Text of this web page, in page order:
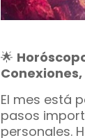
🌟
El mes está
pasos
personales.